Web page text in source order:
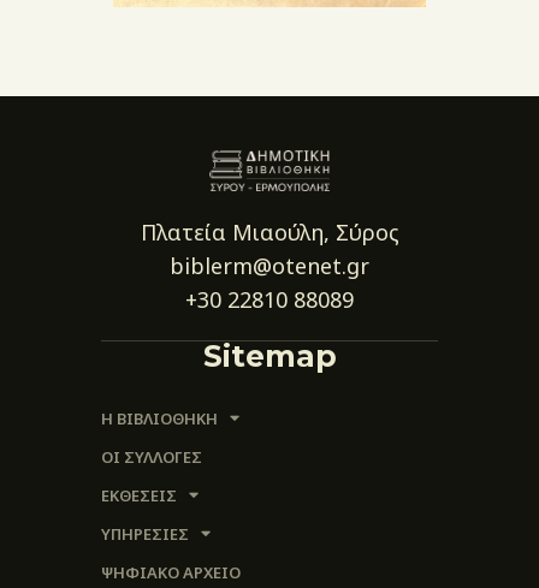
Πλατεία Μιαούλη, Σύρος
biblerm@otenet.gr
+30 22810 88089
Sitemap
Η ΒΙΒΛΙΟΘΗΚΗ
ΟΙ ΣΥΛΛΟΓΈΣ
ΕΚΘΕΣΕΙΣ
ΥΠΗΡΕΣΙΕΣ
ΨΗΦΙΑΚΌ ΑΡΧΕΊΟ